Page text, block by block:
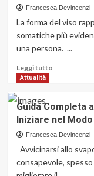
Sanremo:
quando
canzone
italiana
Francesca Devincenzi
La forma del viso
somatiche più
una persona. ...
Leggi tuttoLeggi
Forma
del
viso
quadrata
Attualità
Guida Completa
Iniziare nel
Francesca Devincenzi
Avvicinarsi allo
consapevole,